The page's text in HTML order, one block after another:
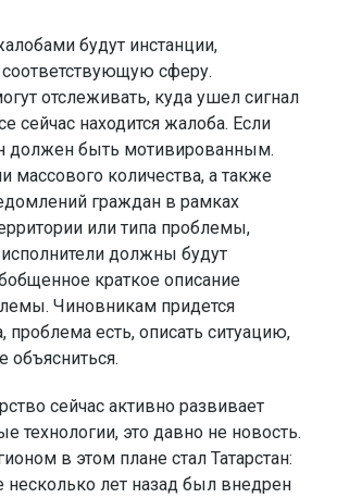
будут инстанции,
сферу.
отслеживать, куда ушел сигнал
сейчас находится жалоба. Если
должен быть мотивированным.
массового количества, а также
граждан в рамках
или типа проблемы,
должны будут
краткое описание
Чиновникам придется
проблема есть, описать ситуацию,
сейчас активно развивает
технологии, это давно не новость.
в этом плане стал Татарстан:
лет назад был внедрен